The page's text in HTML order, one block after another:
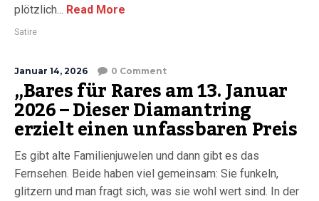
plötzlich... Read More
Satire
Januar 14, 2026 0 Comment
„Bares für Rares am 13. Januar
2026 – Dieser Diamantring
erzielt einen unfassbaren Preis
Es gibt alte Familienjuwelen und dann gibt es das
Fernsehen. Beide haben viel gemeinsam: Sie funkeln,
glitzern und man fragt sich, was sie wohl wert sind. In der